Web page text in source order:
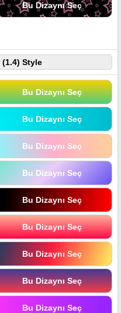
Bu Dizaynı Seç
Style
Bu Dizaynı Seç
Bu Dizaynı Seç
Bu Dizaynı Seç
Bu Dizaynı Seç
Bu Dizaynı Seç
Bu Dizaynı Seç
Bu Dizaynı Seç
Bu Dizaynı Seç
Bu Dizaynı Seç